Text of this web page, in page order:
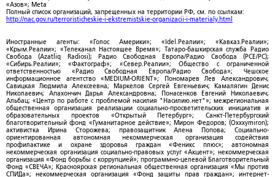
«Азов»; Meta
Полный список организаций, запрещенных на территории РФ, см. по ссылкам:
http://nac.gov.ru/terroristicheskie-i-ekstremistskie-organizacii-i-materialy.html
Иностранные агенты: «Голос Америки»; «Idel.Реалии»; «Кавказ.Реалии»;
«Крым.Реалии»; «Телеканал Настоящее Время»; Татаро-башкирская служба Радио
Свобода (Azatliq Radiosi); Радио Свободная Европа/Радио Свобода (PCE/PC);
«Сибирь.Реалии»; «Фактограф»; «Север.Реалии»; Общество с ограниченной
ответственностью «Радио Свободная Европа/Радио Свобода»; Чешское
информационное агентство «MEDIUM-ORIENT»; Пономарев Лев Александрович;
Савицкая Людмила Алексеевна; Маркелов Сергей Евгеньевич; Камалягин Денис
Николаевич; Апахончич Дарья Александровна; Понасенков Евгений Николаевич;
Альбац; «Центр по работе с проблемой насилия "Насилию.нет"»; межрегиональная
общественная организация реализации социально-просветительских инициатив и
образовательных проектов «Открытый Петербург»; Санкт-Петербургский
благотворительный фонд «Гуманитарное действие»; Мирон Федоров; (Oxxxymiron);
активистка Ирина Сторожева; правозащитник Алена Попова; Социально-
ориентированная автономная некоммерческая организация содействия
профилактике и охране здоровья граждан «Феникс плюс»; автономная
некоммерческая организация социально-правовых услуг «Акцент»; некоммерческая
организация «Фонд борьбы с коррупцией»; программно-целевой Благотворительный
Фонд «СВЕЧА»; Красноярская региональная общественная организация «Мы против
СПИДа»; некоммерческая организация «Фонд защиты прав граждан»; интернет-